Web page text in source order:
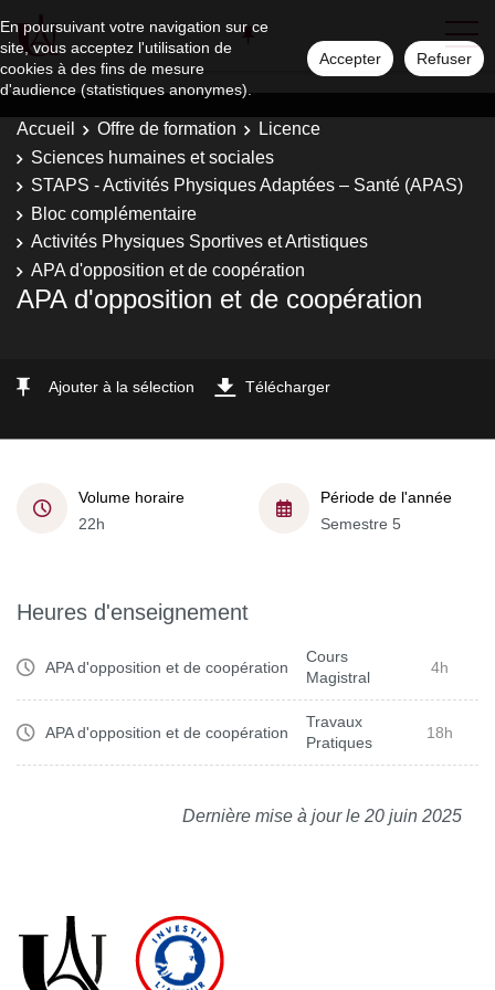
En poursuivant votre navigation sur ce
site, vous acceptez l'utilisation de
cookies à des fins de mesure
d'audience (statistiques anonymes).
Accepter Refuser
Accueil Offre de formation
Licence
Sciences humaines et sociales
STAPS - Activités Physiques Adaptées – Santé (APAS)
Bloc complémentaire
Activités Physiques Sportives et Artistiques
APA d'opposition et de coopération
APA d'opposition et de coopération
Ajouter à la sélection Télécharger
Volume horaire
22h
Période de l'année
Semestre 5
Heures d'enseignement
APA d'opposition et de coopération
Cours
Magistral
4h
APA d'opposition et de coopération
Travaux
Pratiques
18h
Dernière mise à jour le 20 juin 2025